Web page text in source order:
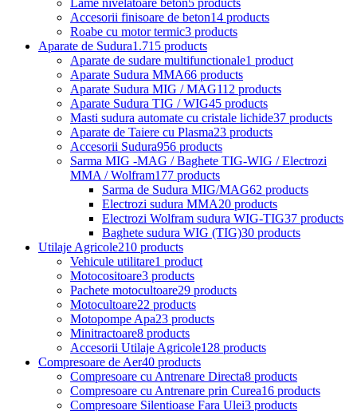
Lame nivelatoare beton5 products
Accesorii finisoare de beton14 products
Roabe cu motor termic3 products
Aparate de Sudura1.715 products
Aparate de sudare multifunctionale1 product
Aparate Sudura MMA66 products
Aparate Sudura MIG / MAG112 products
Aparate Sudura TIG / WIG45 products
Masti sudura automate cu cristale lichide37 products
Aparate de Taiere cu Plasma23 products
Accesorii Sudura956 products
Sarma MIG -MAG / Baghete TIG-WIG / Electrozi
MMA / Wolfram177 products
Sarma de Sudura MIG/MAG62 products
Electrozi sudura MMA20 products
Electrozi Wolfram sudura WIG-TIG37 products
Baghete sudura WIG (TIG)30 products
Utilaje Agricole210 products
Vehicule utilitare1 product
Motocositoare3 products
Pachete motocultoare29 products
Motocultoare22 products
Motopompe Apa23 products
Minitractoare8 products
Accesorii Utilaje Agricole128 products
Compresoare de Aer40 products
Compresoare cu Antrenare Directa8 products
Compresoare cu Antrenare prin Curea16 products
Compresoare Silentioase Fara Ulei3 products